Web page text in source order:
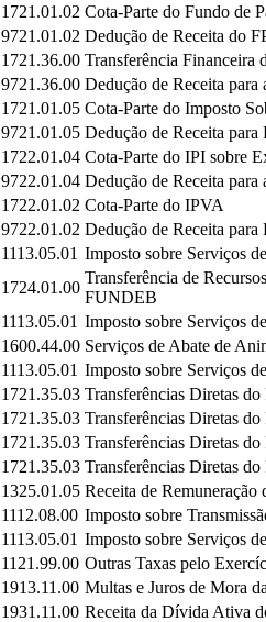
1721.01.02 Cota-Parte do Fundo de
9721.01.02 Dedução de Receita do
1721.36.00 Transferência Financeira
9721.36.00 Dedução de Receita
1721.01.05 Cota-Parte do Imposto
9721.01.05 Dedução de Receita
1722.01.04 Cota-Parte do IPI sobre
9722.01.04 Dedução de Receita
1722.01.02 Cota-Parte do IPVA
9722.01.02 Dedução de Receita
1113.05.01 Imposto sobre Serviços
1724.01.00
Transferência de
FUNDEB
1113.05.01 Imposto sobre Serviços
1600.44.00 Serviços de Abate de
1113.05.01 Imposto sobre Serviços
1721.35.03 Transferências Diretas
1721.35.03 Transferências Diretas
1721.35.03 Transferências Diretas
1721.35.03 Transferências Diretas
1325.01.05 Receita de
1112.08.00 Imposto sobre
1113.05.01 Imposto sobre Serviços
1121.99.00 Outras Taxas pelo
1913.11.00 Multas e Juros de Mora
1931.11.00 Receita da Dívida Ativa